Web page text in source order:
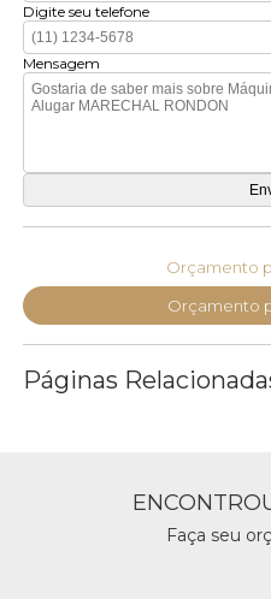
Digite seu telefone
Mensagem
Orçamento
Orçamento
Páginas
Faça seu